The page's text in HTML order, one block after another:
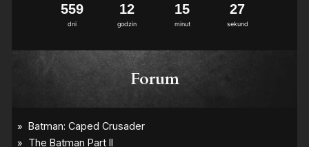
dni
559
godzin
12
minut
15
sekund
27
Forum